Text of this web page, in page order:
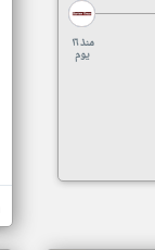
منذ ١٦
يوم